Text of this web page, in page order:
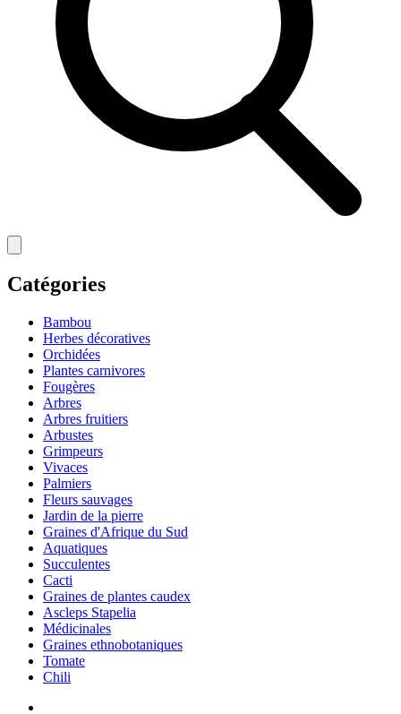
Catégories
Bambou
Herbes décoratives
Orchidées
Plantes carnivores
Fougères
Arbres
Arbres fruitiers
Arbustes
Grimpeurs
Vivaces
Palmiers
Fleurs sauvages
Jardin de la pierre
Graines d'Afrique du Sud
Aquatiques
Succulentes
Cacti
Graines de plantes caudex
Ascleps Stapelia
Médicinales
Graines ethnobotaniques
Tomate
Chili